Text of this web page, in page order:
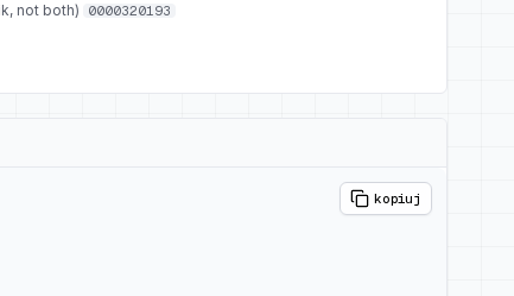
not both) 0000320193
kopiuj